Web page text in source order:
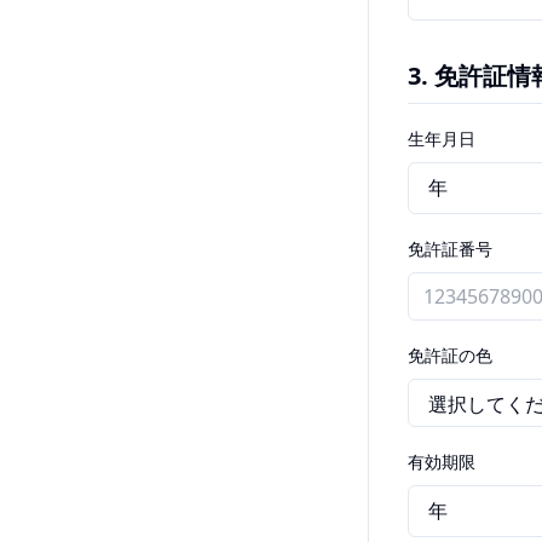
3. 免許証情
生年月日
免許証番号
免許証の色
有効期限